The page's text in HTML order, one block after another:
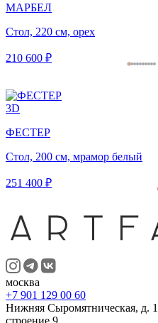
МАРБЕЛ
Стол, 220 см, орех
210 600 ₽
3D
ФЕСТЕР
Стол, 200 см, мрамор белый
251 400 ₽
москва
+7 901 129 00 60
Нижняя Сыромятническая, д.
строение 9